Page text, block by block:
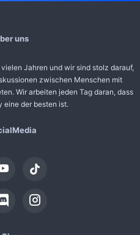
uns
Jahren und wir sind stolz darauf,
zwischen Menschen mit
Wir arbeiten jeden Tag daran, dass
eine der besten ist.
tiktok